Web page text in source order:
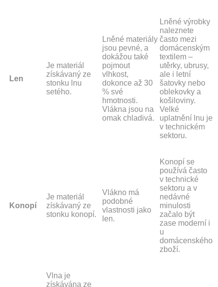
Len
Je materiál
získávaný ze
stonku lnu
setého.
Lněné materiály
jsou pevné, a
dokážou také
pojmout
vlhkost,
dokonce až 30
% své
hmotnosti.
Vlákna jsou na
omak chladivá.
Lněné výrobky
naleznete
často mezi
domácenským
textilem –
utěrky, ubrusy,
ale i letní
šatovky nebo
oblekovky a
košiloviny.
Velké
uplatnění lnu je
v technickém
sektoru.
Konopí
Je materiál
získávaný ze
stonku konopí.
Vlákno má
podobné
vlastnosti jako
len.
Konopí se
používá často
v technické
sektoru a v
nedávné
minulosti
začalo být
zase moderní i
u
domácenského
zboží.
Vlna je
získávána ze